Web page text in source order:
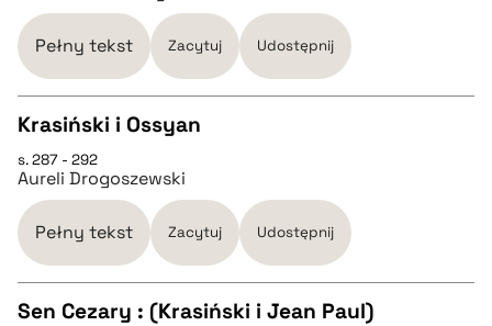
pobierz cytat
BIBTEX
Pełny tekst Zacytuj Udostępnij
CZYSTY TEKST
pobierz cytat
BIBTEX
Krasiński i Ossyan
s. 287 - 292
Aureli Drogoszewski
Pełny tekst Zacytuj Udostępnij
Sen Cezary : (Krasiński i Jean Paul)